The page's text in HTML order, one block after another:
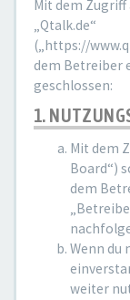
Mit dem Zugriff
„Qtalk.de“
(„https://
dem Betreiber
geschlossen:
1.
Mit dem
Board“)
dem
Wenn du
weiter